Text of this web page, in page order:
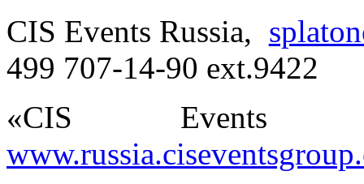
CIS Events Russia,
499 707-14-90 ext.9422
«CIS Events